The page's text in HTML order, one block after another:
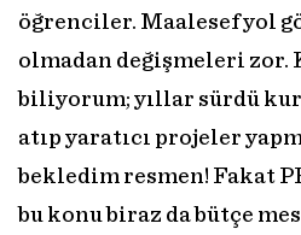
öğrenciler. Maalesef yol
olmadan değişmeleri zor.
biliyorum; yıllar sürdü
atıp yaratıcı projeler
bekledim resmen! Fakat
bu konu biraz da bütçe